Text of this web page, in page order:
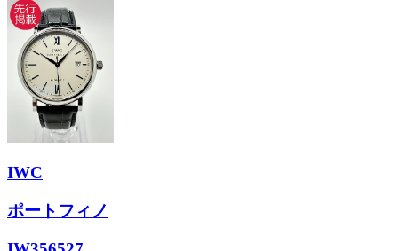
IWC
ポートフィノ